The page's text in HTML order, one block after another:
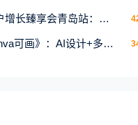
鸿蒙生态用户增长臻享会青岛站：携手行业伙伴共研增长新机遇
鸿蒙版《Canva可画》：AI设计+多端流转，创意产出快人一步